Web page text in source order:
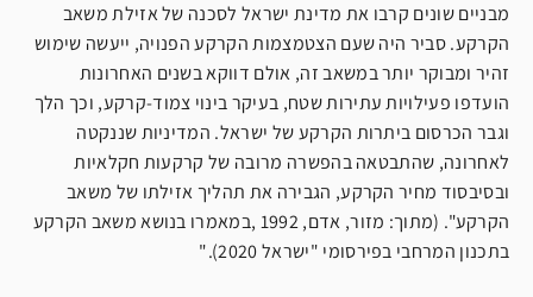
מבניים שונים קרבו את מדינת ישראל לסכנה של אזילת משאב
הקרקע. סביר היה שעם הצטמצמות הקרקע הפנויה, ייעשה שימוש
זהיר ומבוקר יותר במשאב זה, אולם דווקא בשנים האחרונות
הועדפו פעילויות עתירות שטח, בעיקר בינוי צמוד-קרקע, וכך הלך
וגבר הכרסום ביתרות הקרקע של ישראל. המדיניות שננקטה
לאחרונה, שהתבטאה בהפשרה מרובה של קרקעות חקלאיות
ובסיבסוד מחיר הקרקע, הגבירה את תהליך אזילתו של משאב
הקרקע". (מתוך: מזור, אדם, 1992 ,במאמרו בנושא משאב הקרקע
בתכנון המרחבי בפירסומי "ישראל 2020)."